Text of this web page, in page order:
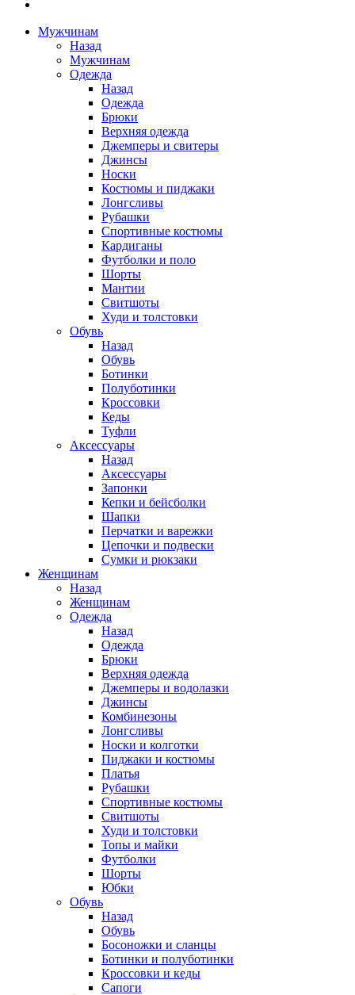
Мужчинам
Назад
Мужчинам
Одежда
Назад
Одежда
Брюки
Верхняя одежда
Джемперы и свитеры
Джинсы
Носки
Костюмы и пиджаки
Лонгсливы
Рубашки
Спортивные костюмы
Кардиганы
Футболки и поло
Шорты
Мантии
Свитшоты
Худи и толстовки
Обувь
Назад
Обувь
Ботинки
Полуботинки
Кроссовки
Кеды
Туфли
Аксессуары
Назад
Аксессуары
Запонки
Кепки и бейсболки
Шапки
Перчатки и варежки
Цепочки и подвески
Сумки и рюкзаки
Женщинам
Назад
Женщинам
Одежда
Назад
Одежда
Брюки
Верхняя одежда
Джемперы и водолазки
Джинсы
Комбинезоны
Лонгсливы
Носки и колготки
Пиджаки и костюмы
Платья
Рубашки
Спортивные костюмы
Свитшоты
Худи и толстовки
Топы и майки
Футболки
Шорты
Юбки
Обувь
Назад
Обувь
Босоножки и сланцы
Ботинки и полуботинки
Кроссовки и кеды
Сапоги